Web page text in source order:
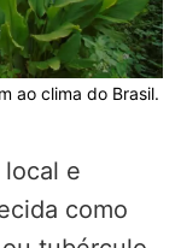
ao clima do Brasil.
e
como